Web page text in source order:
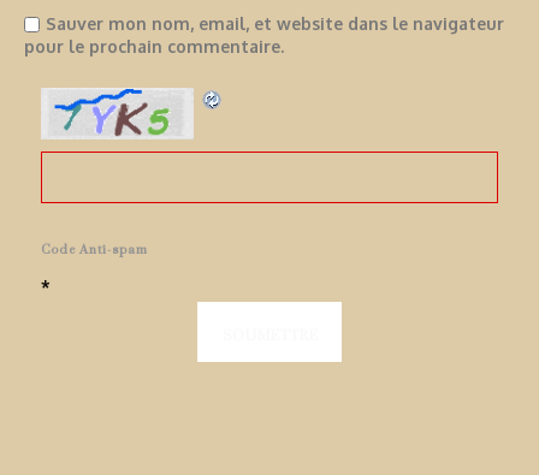
Sauver mon nom, email, et website dans le navigateur
pour le prochain commentaire.
Code Anti-spam
*